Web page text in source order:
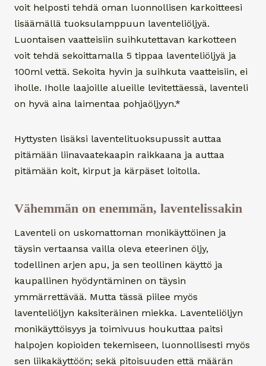
voit helposti tehdä oman luonnollisen karkoitteesi
lisäämällä tuoksulamppuun laventeliöljyä.
Luontaisen vaatteisiin suihkutettavan karkotteen
voit tehdä sekoittamalla 5 tippaa laventeliöljyä ja
100ml vettä. Sekoita hyvin ja suihkuta vaatteisiin, ei
iholle. Iholle laajoille alueille levitettäessä, laventeli
on hyvä aina laimentaa pohjaöljyyn.*
Hyttysten lisäksi laventelituoksupussit auttaa
pitämään liinavaatekaapin raikkaana ja auttaa
pitämään koit, kirput ja kärpäset loitolla.
Vähemmän on enemmän, laventelissakin
Laventeli on uskomattoman monikäyttöinen ja
täysin vertaansa vailla oleva eteerinen öljy,
todellinen arjen apu, ja sen teollinen käyttö ja
kaupallinen hyödyntäminen on täysin
ymmärrettävää. Mutta tässä piilee myös
laventeliöljyn kaksiteräinen miekka. Laventeliöljyn
monikäyttöisyys ja toimivuus houkuttaa paitsi
halpojen kopioiden tekemiseen, luonnollisesti myös
sen liikakäyttöön; sekä pitoisuuden että määrän